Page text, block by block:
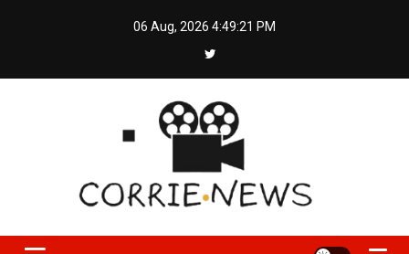
06 Aug, 2026 4:49:22 PM